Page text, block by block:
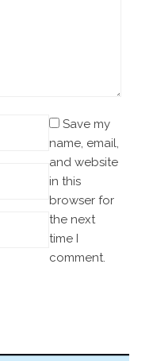
Save my
name, email,
and website
in this
browser for
the next
time I
comment.